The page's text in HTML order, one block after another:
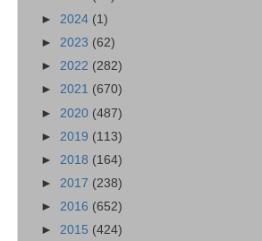
► 2024 (1)
► 2023 (62)
► 2022 (282)
► 2021 (670)
► 2020 (487)
► 2019 (113)
► 2018 (164)
► 2017 (238)
► 2016 (652)
► 2015 (424)